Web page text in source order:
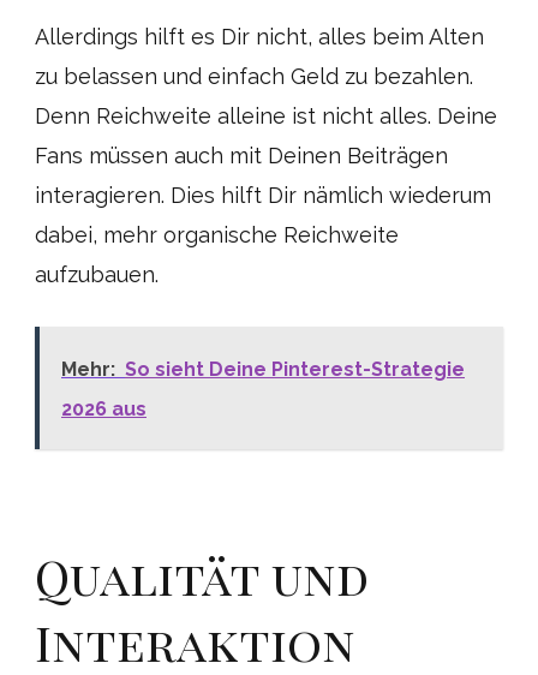
Allerdings hilft es Dir nicht, alles beim Alten
zu belassen und einfach Geld zu bezahlen.
Denn Reichweite alleine ist nicht alles. Deine
Fans müssen auch mit Deinen Beiträgen
interagieren. Dies hilft Dir nämlich wiederum
dabei, mehr organische Reichweite
aufzubauen.
Mehr: So sieht Deine Pinterest-Strategie
2026 aus
Qualität und
Interaktion